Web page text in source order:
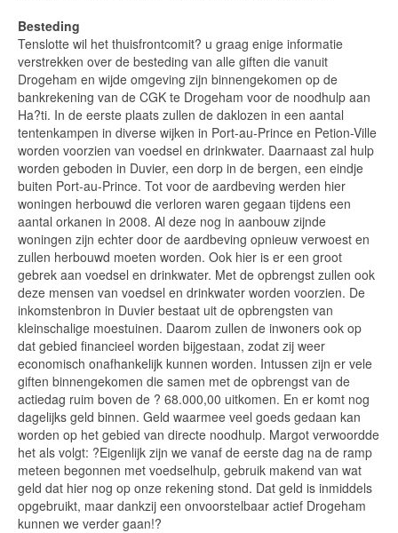
Besteding
Tenslotte wil het thuisfrontcomit? u graag enige informatie
verstrekken over de besteding van alle giften die vanuit
Drogeham en wijde omgeving zijn binnengekomen op de
bankrekening van de CGK te Drogeham voor de noodhulp aan
Ha?ti. In de eerste plaats zullen de daklozen in een aantal
tentenkampen in diverse wijken in Port-au-Prince en Petion-Ville
worden voorzien van voedsel en drinkwater. Daarnaast zal hulp
worden geboden in Duvier, een dorp in de bergen, een eindje
buiten Port-au-Prince. Tot voor de aardbeving werden hier
woningen herbouwd die verloren waren gegaan tijdens een
aantal orkanen in 2008. Al deze nog in aanbouw zijnde
woningen zijn echter door de aardbeving opnieuw verwoest en
zullen herbouwd moeten worden. Ook hier is er een groot
gebrek aan voedsel en drinkwater. Met de opbrengst zullen ook
deze mensen van voedsel en drinkwater worden voorzien. De
inkomstenbron in Duvier bestaat uit de opbrengsten van
kleinschalige moestuinen. Daarom zullen de inwoners ook op
dat gebied financieel worden bijgestaan, zodat zij weer
economisch onafhankelijk kunnen worden. Intussen zijn er vele
giften binnengekomen die samen met de opbrengst van de
actiedag ruim boven de ? 68.000,00 uitkomen. En er komt nog
dagelijks geld binnen. Geld waarmee veel goeds gedaan kan
worden op het gebied van directe noodhulp. Margot verwoordde
het als volgt: ?Eigenlijk zijn we vanaf de eerste dag na de ramp
meteen begonnen met voedselhulp, gebruik makend van wat
geld dat hier nog op onze rekening stond. Dat geld is inmiddels
opgebruikt, maar dankzij een onvoorstelbaar actief Drogeham
kunnen we verder gaan!?